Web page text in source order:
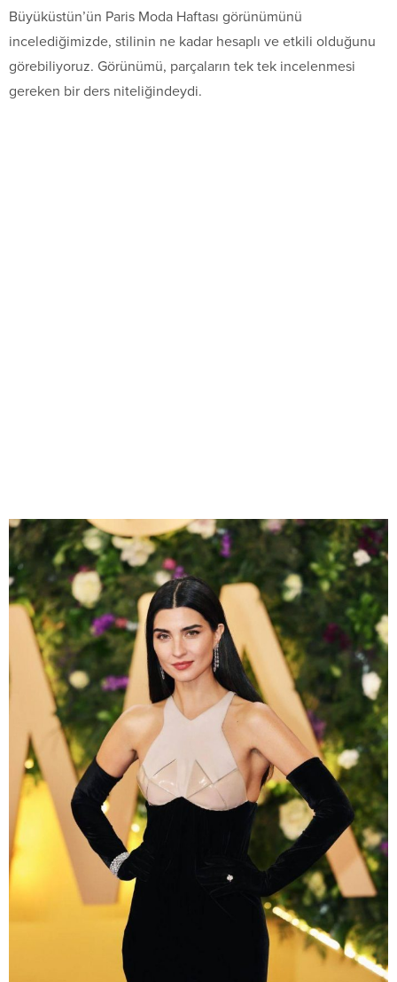
Büyüküstün’ün Paris Moda Haftası görünümünü
incelediğimizde, stilinin ne kadar hesaplı ve etkili olduğunu
görebiliyoruz. Görünümü, parçaların tek tek incelenmesi
gereken bir ders niteliğindeydi.